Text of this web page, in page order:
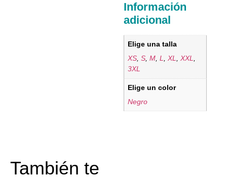
Información
adicional
Elige una talla
XS,S,M,L,XL,XXL,
3XL
Elige un color
Negro
También te